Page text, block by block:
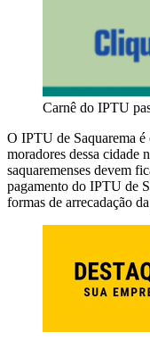
Carnê do IPTU
O IPTU de Saquarema é
moradores dessa cidade
saquaremenses devem
pagamento do IPTU de
formas de arrecadação